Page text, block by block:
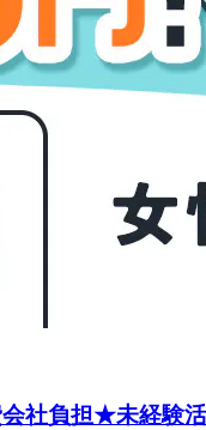
社負担★未経験